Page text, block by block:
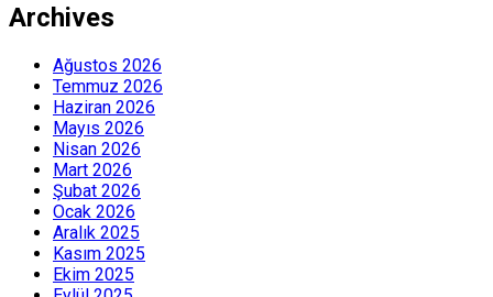
Archives
Ağustos 2026
Temmuz 2026
Haziran 2026
Mayıs 2026
Nisan 2026
Mart 2026
Şubat 2026
Ocak 2026
Aralık 2025
Kasım 2025
Ekim 2025